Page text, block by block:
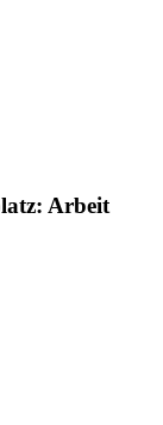
Arbeit